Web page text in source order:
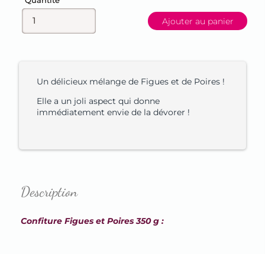
Ajouter au panier
Un délicieux mélange de Figues et de Poires !
Elle a un joli aspect qui donne
immédiatement envie de la dévorer !
Description
Confiture Figues et Poires 350 g :